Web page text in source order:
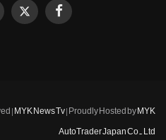
| MYK News Tv | Proudly Hosted by MYK
AutoTrader Japan Co. Ltd